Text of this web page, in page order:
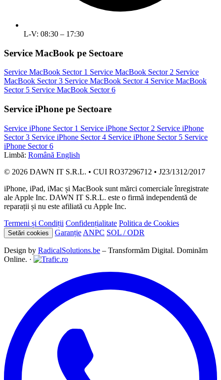
L-V: 08:30 – 17:30
Service MacBook pe Sectoare
Service MacBook Sector 1 Service MacBook Sector 2 Service
MacBook Sector 3 Service MacBook Sector 4 Service MacBook
Sector 5 Service MacBook Sector 6
Service iPhone pe Sectoare
Service iPhone Sector 1 Service iPhone Sector 2 Service iPhone
Sector 3 Service iPhone Sector 4 Service iPhone Sector 5 Service
iPhone Sector 6
Limbă: Română English
© 2026 DAWN IT S.R.L. • CUI RO37296712 • J23/1312/2017
iPhone, iPad, iMac și MacBook sunt mărci comerciale înregistrate
ale Apple Inc. DAWN IT S.R.L. este o firmă independentă de
reparații și nu este afiliată cu Apple Inc.
Termeni și Condiții Confidențialitate Politica de Cookies
Setări cookies Garanție ANPC SOL / ODR
Design by RadicalSolutions.be – Transformăm Digital. Dominăm
Online. ·